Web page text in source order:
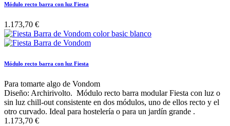
Módulo recto barra con luz Fiesta
1.173,70 €
Módulo recto barra con luz Fiesta
Para tomarte algo de Vondom
Diseño: Archirivolto. Módulo recto barra modular Fiesta con luz o
sin luz chill-out consistente en dos módulos, uno de ellos recto y el
otro curvado. Ideal para hostelería o para un jardín grande .
1.173,70 €